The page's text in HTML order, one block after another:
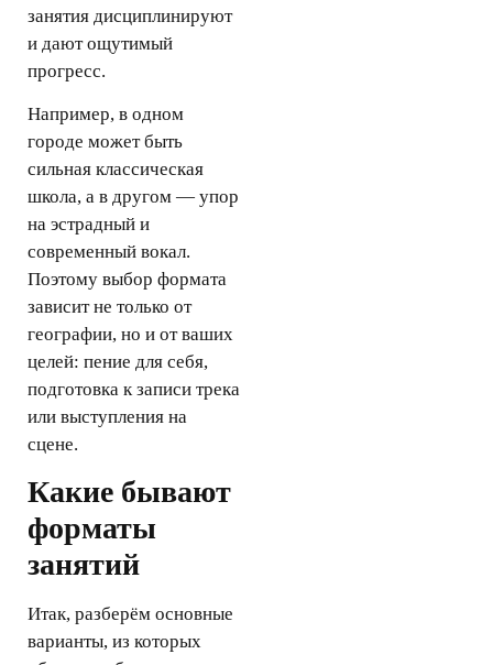
занятия дисциплинируют
и дают ощутимый
прогресс.
Например, в одном
городе может быть
сильная классическая
школа, а в другом — упор
на эстрадный и
современный вокал.
Поэтому выбор формата
зависит не только от
географии, но и от ваших
целей: пение для себя,
подготовка к записи трека
или выступления на
сцене.
Какие бывают
форматы
занятий
Итак, разберём основные
варианты, из которых